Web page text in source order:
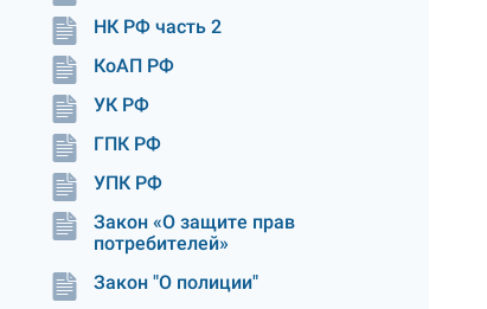
НК РФ часть 2
КоАП РФ
УК РФ
ГПК РФ
УПК РФ
Закон «О защите прав
потребителей»
Закон "О полиции"